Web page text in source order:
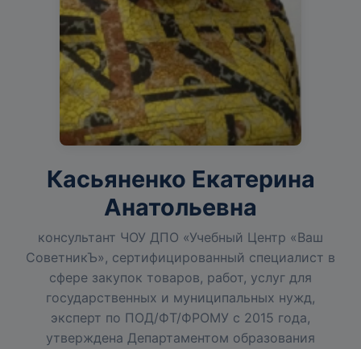
Касьяненко Екатерина
Анатольевна
консультант ЧОУ ДПО «Учебный Центр «Ваш
СоветникЪ», сертифицированный специалист в
сфере закупок товаров, работ, услуг для
государственных и муниципальных нужд,
эксперт по ПОД/ФТ/ФРОМУ с 2015 года,
утверждена Департаментом образования